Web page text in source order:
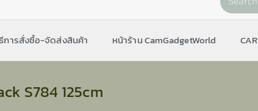
การสั่งซื้อ-จัดส่งสินค้า หน้าร้าน CamGadgetWorld
S784 125cm